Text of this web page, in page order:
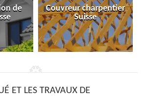
de
Couvreur charpentier
Suisse
ET LES TRAVAUX DE